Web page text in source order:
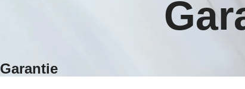
Garantie